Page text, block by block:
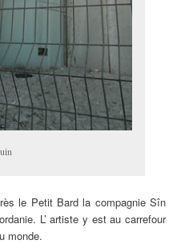
le Petit Bard la compagnie Sîn
L’ artiste y est au carrefour
monde.